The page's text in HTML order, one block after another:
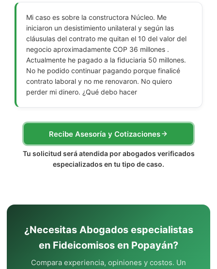
Mi caso es sobre la constructora Núcleo. Me
iniciaron un desistimiento unilateral y según las
cláusulas del contrato me quitan el 10 del valor del
negocio aproximadamente COP 36 millones .
Actualmente he pagado a la fiduciaria 50 millones.
No he podido continuar pagando porque finalicé
contrato laboral y no me renovaron. No quiero
perder mi dinero. ¿Qué debo hacer
Recibe Asesoría y Cotizaciones
Tu solicitud será atendida por abogados verificados
especializados en tu tipo de caso.
¿Necesitas Abogados especialistas
en Fideicomisos en Popayán?
Compara experiencia, opiniones y costos. Un